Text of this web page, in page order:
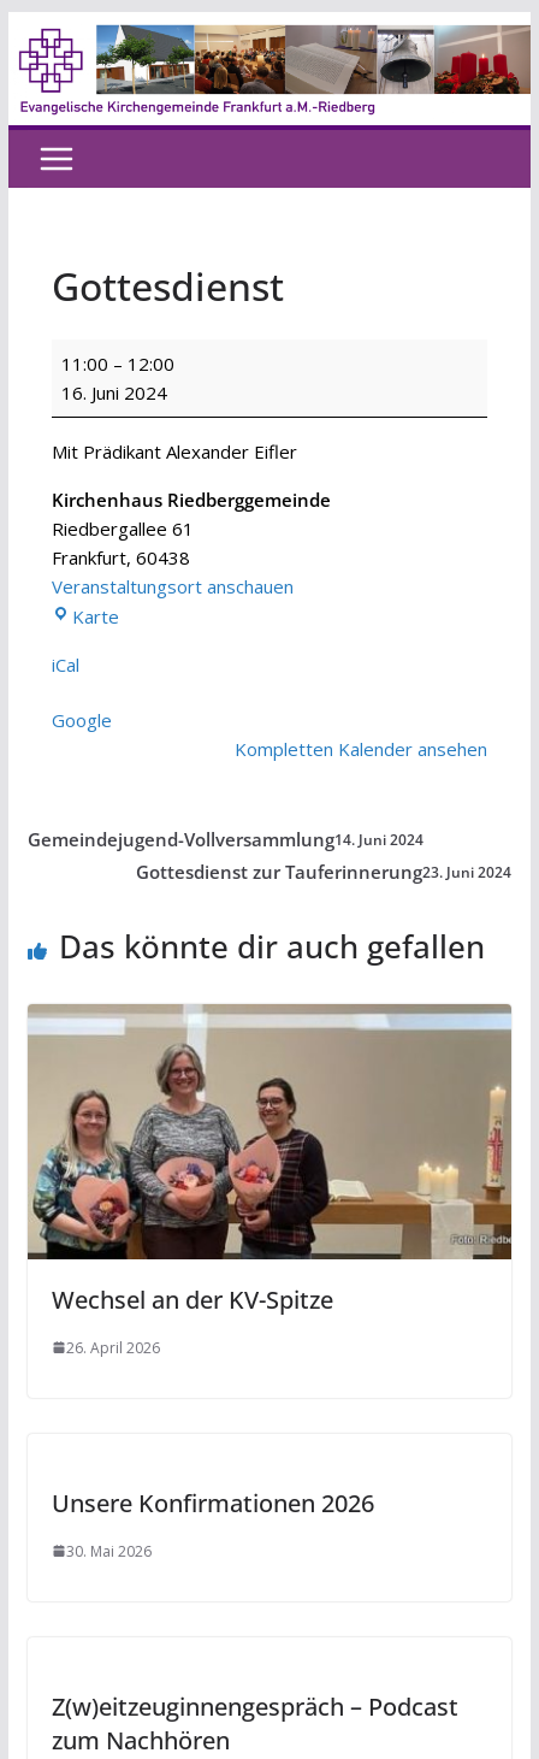
Zum
Inhalt
springen
Gottesdienst
11:00 – 12:00
16. Juni 2024
Mit Prädikant Alexander Eifler
Kirchenhaus Riedberggemeinde
Riedbergallee 61
Frankfurt, 60438
Veranstaltungsort anschauen
KarteKirchenhaus
iCal
Google
Kompletten Kalender ansehen
Gemeindejugend-Vollversammlung14. Juni 2024
Gottesdienst zur Tauferinnerung23. Juni 2024
Das könnte dir auch gefallen
Wechsel an der KV-Spitze
26. April 2026
Unsere Konfirmationen 2026
30. Mai 2026
Z(w)eitzeuginnengespräch – Podcast
zum Nachhören